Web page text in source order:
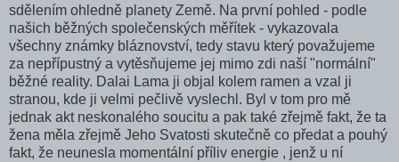
sdělením ohledně planety Země. Na první pohled - podle
našich běžných společenských měřítek - vykazovala
všechny známky bláznovství, tedy stavu který považujeme
za nepřípustný a vytěsňujeme jej mimo zdi naší "normální"
běžné reality. Dalai Lama ji objal kolem ramen a vzal ji
stranou, kde ji velmi pečlivě vyslechl. Byl v tom pro mě
jednak akt neskonalého soucitu a pak také zřejmě fakt, že ta
žena měla zřejmě Jeho Svatosti skutečně co předat a pouhý
fakt, že neunesla momentální příliv energie , jenž u ní